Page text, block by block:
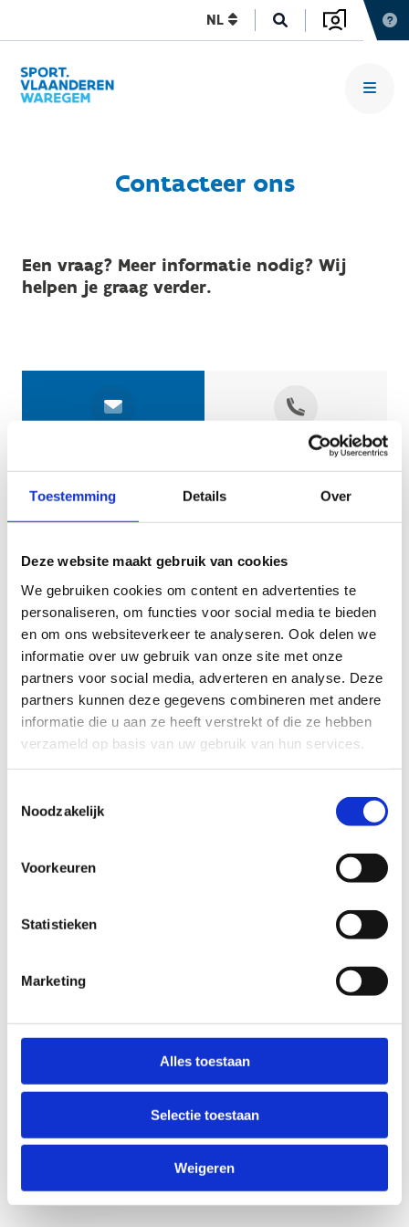
Toestemming Details Over
Deze website maakt gebruik van cookies
We gebruiken cookies om content en advertenties te
personaliseren, om functies voor social media te bieden
en om ons websiteverkeer te analyseren. Ook delen we
informatie over uw gebruik van onze site met onze
partners voor social media, adverteren en analyse. Deze
partners kunnen deze gegevens combineren met andere
informatie die u aan ze heeft verstrekt of die ze hebben
verzameld op basis van uw gebruik van hun services.
Noodzakelijk
Voorkeuren
Statistieken
Marketing
Alles toestaan
Selectie toestaan
Weigeren
NL
Contacteer ons
Een vraag? Meer informatie nodig? Wij
helpen je graag verder.
Geef aan tot welk domein jouw vraag behoort
KIES EEN DOMEIN
Jouw vraag
Anti-Robot Verification
Click to start verification
Verzend